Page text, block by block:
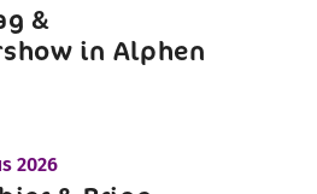
&
in Alphen
2026